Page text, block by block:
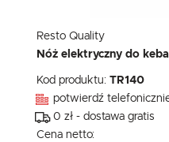
Resto Quality
Nóż elektryczny do
Kod produktu: TR140
potwierdź
0 zł - dostawa gratis
Cena netto: